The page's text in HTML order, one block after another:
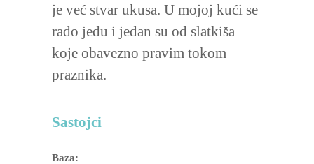
je već stvar ukusa. U mojoj kući se
rado jedu i jedan su od slatkiša
koje obavezno pravim tokom
praznika.
Sastojci
Baza: